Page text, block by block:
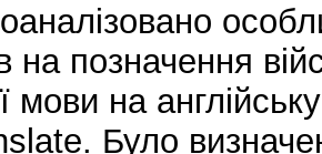
на позначення
мови на
Було